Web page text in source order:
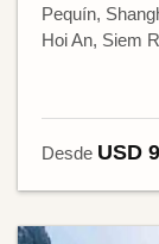
Pequín,
Hoi An, Siem
Desde USD